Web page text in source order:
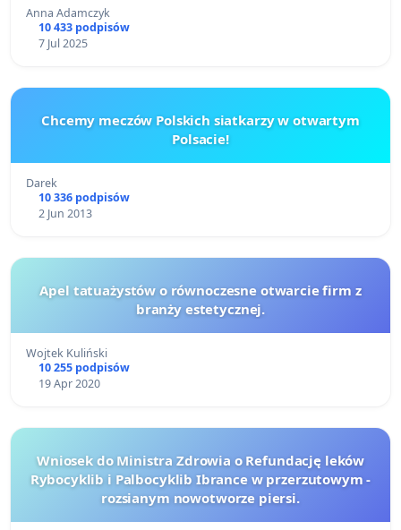
Anna Adamczyk
10 433 podpisów
7 Jul 2025
Chcemy meczów Polskich siatkarzy w otwartym
Polsacie!
Darek
10 336 podpisów
2 Jun 2013
Apel tatuażystów o równoczesne otwarcie firm z
branży estetycznej.
Wojtek Kuliński
10 255 podpisów
19 Apr 2020
Wniosek do Ministra Zdrowia o Refundację leków
Rybocyklib i Palbocyklib Ibrance w przerzutowym -
rozsianym nowotworze piersi.